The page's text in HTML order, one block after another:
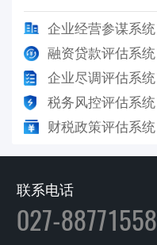
企业经营参谋系统
融资贷款评估系统
企业尽调评估系统
税务风控评估系统
财税政策评估系统
联系电话
027-88771558